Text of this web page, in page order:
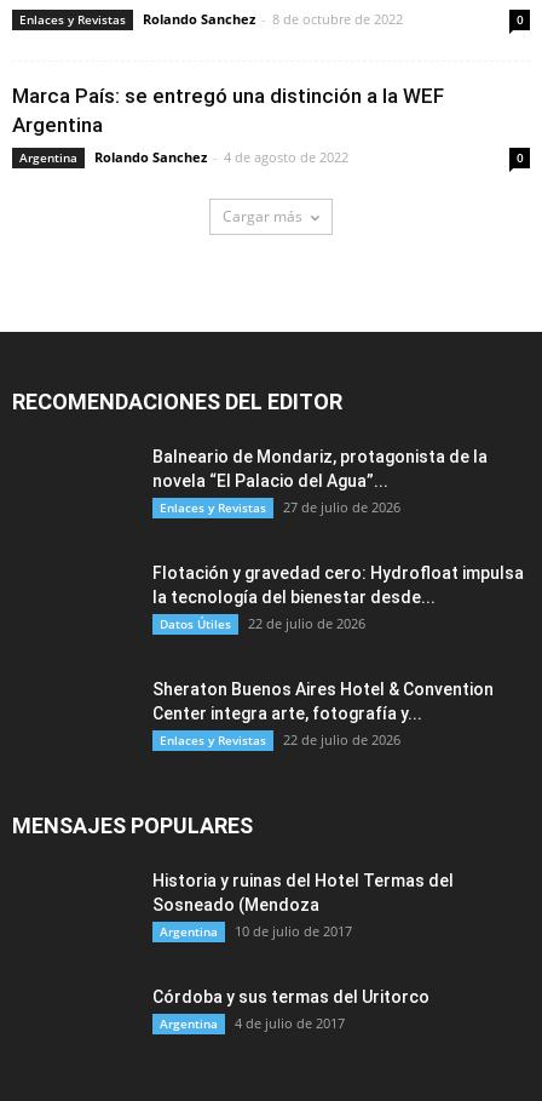
Enlaces y Revistas Rolando Sanchez - 8 de octubre de 2022 0
Marca País: se entregó una distinción a la WEF
Argentina
Argentina Rolando Sanchez - 4 de agosto de 2022 0
Cargar más
RECOMENDACIONES DEL EDITOR
Balneario de Mondariz, protagonista de la
novela “El Palacio del Agua”...
Enlaces y Revistas 27 de julio de 2026
Flotación y gravedad cero: Hydrofloat impulsa
la tecnología del bienestar desde...
Datos Útiles 22 de julio de 2026
Sheraton Buenos Aires Hotel & Convention
Center integra arte, fotografía y...
Enlaces y Revistas 22 de julio de 2026
MENSAJES POPULARES
Historia y ruinas del Hotel Termas del
Sosneado (Mendoza
Argentina 10 de julio de 2017
Córdoba y sus termas del Uritorco
Argentina 4 de julio de 2017